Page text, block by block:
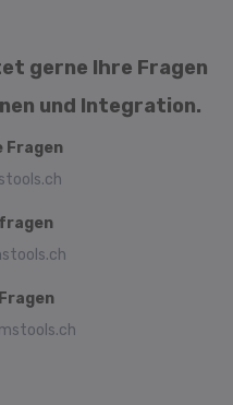
gerne Ihre Fragen
und Integration.
Fragen